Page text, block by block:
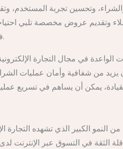
وتحسين تجربة المستخدم،
وتقديم عروض مخصصة تلبي
الإلكترونية. استخدام تقنية الواقع المعزز (AR) في تسويق المنتجات وتقديم تجربة تسوق افتراضية يزيد من جاذبية المنتج لدى المستهلك.
الواعدة في مجال التجارة
من شفافية وأمان عمليات
النمو الكبير الذي تشهده التجارة
قلة الثقة في التسوق عبر الإنترنت